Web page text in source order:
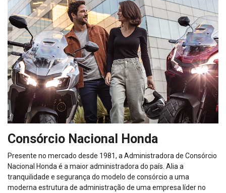
Consórcio Nacional Honda
Presente no mercado desde 1981, a Administradora de Consórcio
Nacional Honda é a maior administradora do país. Alia a
tranquilidade e segurança do modelo de consórcio a uma
moderna estrutura de administração de uma empresa líder no